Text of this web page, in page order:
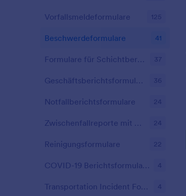
Vorfallsmeldeformulare 125
Beschwerdeformulare 41
Formulare für Schichtberichte 37
Geschäftsberichtsformulare 36
Notfallberichtsformulare 24
Zwischenfallreporte mit Mitarbeitern 24
Reinigungsformulare 22
COVID-19 Berichtsformulare 4
Transportation Incident Forms 4